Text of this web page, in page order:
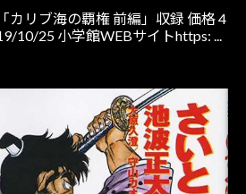
カリブ海の覇権 前編」収録 価格 4
10/25 小学館WEBサイトhttps: ...